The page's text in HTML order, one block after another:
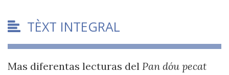
TÈXT INTEGRAL
Mas diferentas lecturas del Pan dóu pecat